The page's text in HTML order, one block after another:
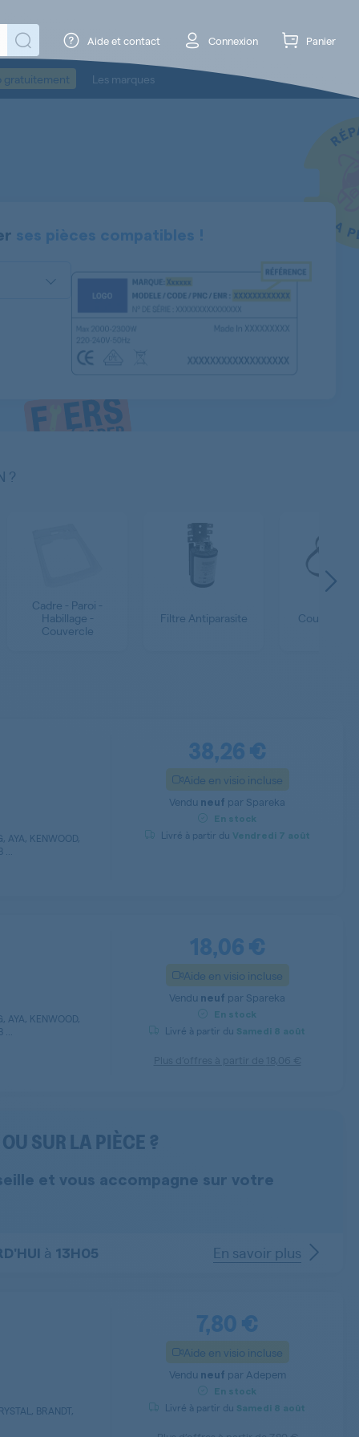
Aide et contact Connexion Panier
gratuitement Les marques
ses pièces compatibles !
?
Cadre - Paroi -
Habillage -
Couvercle
Filtre Antiparasite Courroie -
AYA, KENWOOD,
...
38,26 €
Aide en visio incluse
Vendu neuf par Spareka
En stock
Livré à partir du Vendredi 7 août
AYA, KENWOOD,
...
18,06 €
Aide en visio incluse
Vendu neuf par Spareka
En stock
Livré à partir du Samedi 8 août
SUR LA PIÈCE ?
et vous accompagne sur votre
à 13H05 En savoir plus
BRANDT,
7,80 €
Aide en visio incluse
Vendu neuf par Adepem
En stock
Livré à partir du Samedi 8 août